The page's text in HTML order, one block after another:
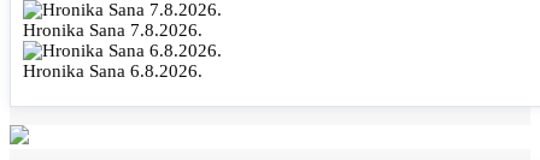
Hronika Sana 7.8.2026.
Hronika Sana 6.8.2026.